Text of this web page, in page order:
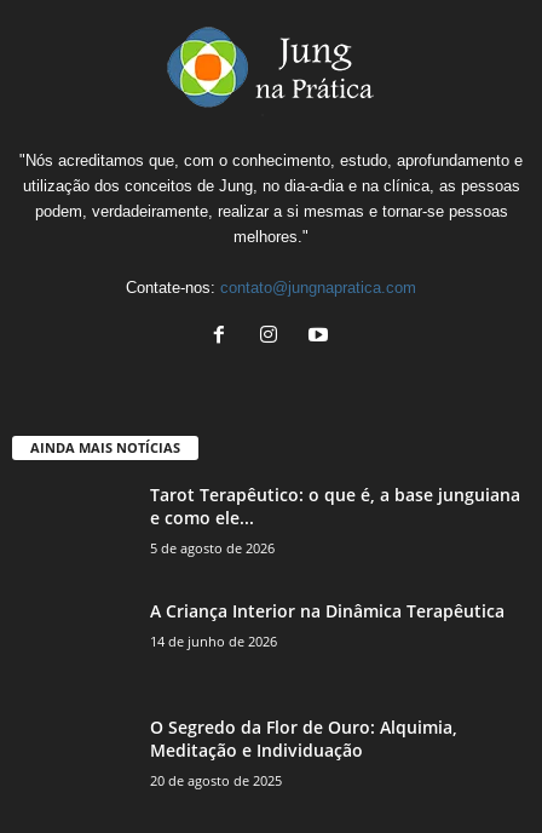
"Nós acreditamos que, com o conhecimento, estudo, aprofundamento e
utilização dos conceitos de Jung, no dia-a-dia e na clínica, as pessoas
podem, verdadeiramente, realizar a si mesmas e tornar-se pessoas
melhores."
Contate-nos: contato@jungnapratica.com
AINDA MAIS NOTÍCIAS
Tarot Terapêutico: o que é, a base junguiana
e como ele...
5 de agosto de 2026
A Criança Interior na Dinâmica Terapêutica
14 de junho de 2026
O Segredo da Flor de Ouro: Alquimia,
Meditação e Individuação
20 de agosto de 2025